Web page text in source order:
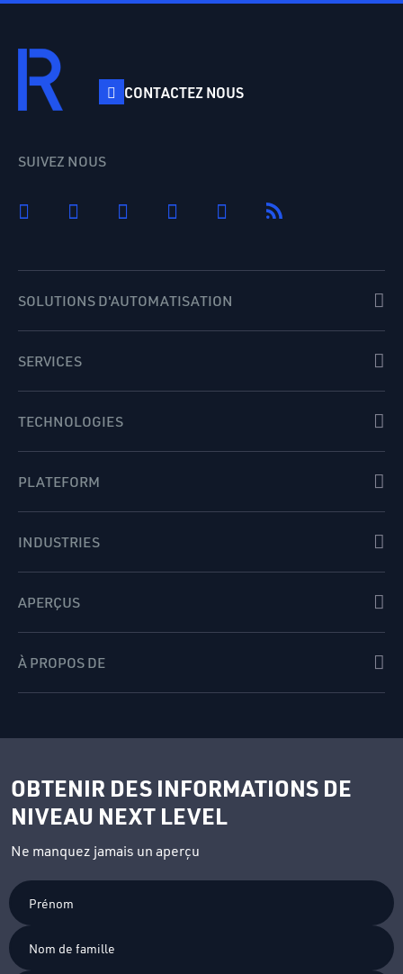
CONTACTEZ NOUS
SUIVEZ NOUS
SOLUTIONS D'AUTOMATISATION
SERVICES
TECHNOLOGIES
PLATEFORM
INDUSTRIES
APERÇUS
À PROPOS DE
OBTENIR DES INFORMATIONS DE
NIVEAU NEXT LEVEL
Ne manquez jamais un aperçu
Prénom
Nom
famille